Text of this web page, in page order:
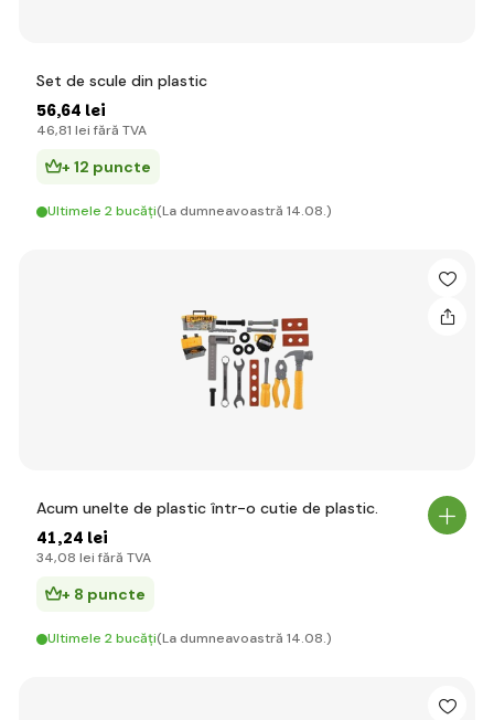
Set de scule din plastic
56,64 lei
46,81 lei fără TVA
+ 12 puncte
Ultimele 2 bucăți(La dumneavoastră 14.08.)
Acum unelte de plastic într-o cutie de plastic.
41,24 lei
34,08 lei fără TVA
+ 8 puncte
Ultimele 2 bucăți(La dumneavoastră 14.08.)